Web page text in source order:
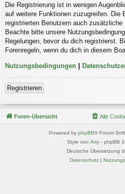
Die Registrierung ist in wenigen
auf weitere Funktionen zuzugreifen. Die
registrierten Benutzern auch zusätzliche
Beachte bitte unsere
Regelungen, bevor du dich registrierst.
Forenregeln, wenn du dich in diesem
Nutzungsbedingungen |
Registrieren
Foren-Übersicht Alle
Powered by phpBB® Forum
Style von Arty - phpBB
Deutsche Übersetzung
Datenschutz|